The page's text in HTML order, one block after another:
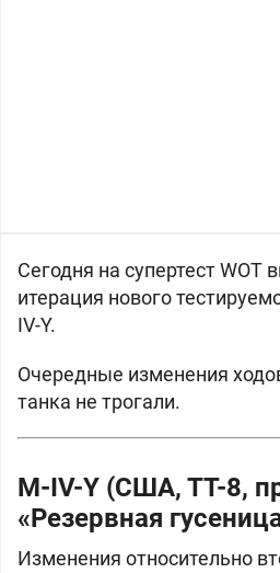
Сегодня на супертест WOT
итерация нового
IV-Y.
Очередные изменения
танка не трогали.
M-IV-Y (США, ТТ-8,
«Резервная
Изменения относительно